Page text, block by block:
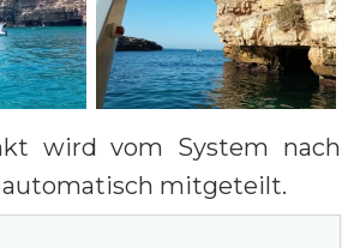
wird vom System nach
mitgeteilt.